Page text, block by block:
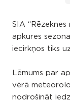
SIA
apkures
iecirkņos tiks
Lēmums par
vērā
nodrošināt